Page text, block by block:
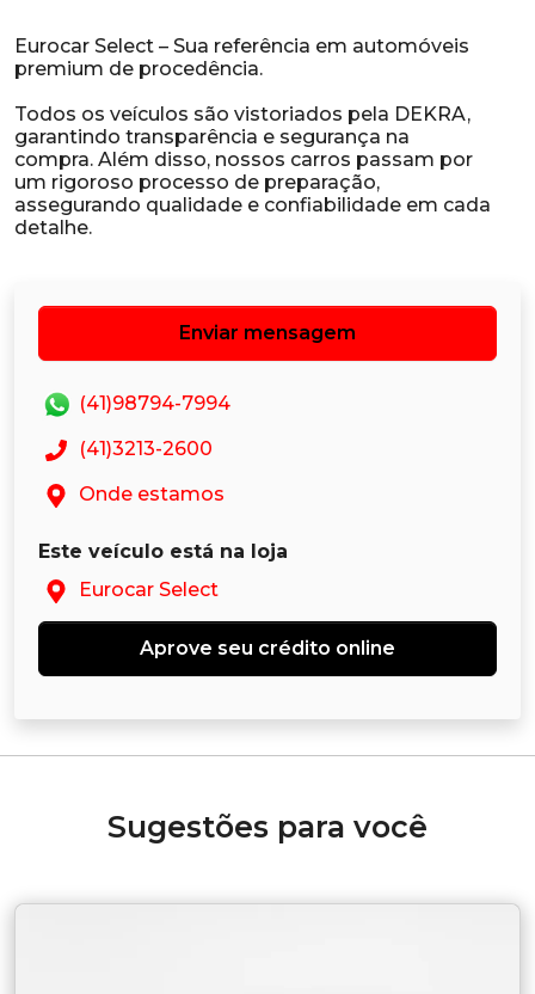
Eurocar Select – Sua referência em automóveis
premium de procedência.
Todos os veículos são vistoriados pela DEKRA,
garantindo transparência e segurança na
compra. Além disso, nossos carros passam por
um rigoroso processo de preparação,
assegurando qualidade e confiabilidade em cada
Enviar mensagem
(41)98794-7994
(41)3213-2600
Onde estamos
Este veículo está na loja
Eurocar Select
Aprove seu crédito online
Sugestões para você